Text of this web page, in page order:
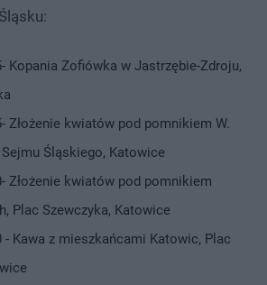
Kopania Zofiówka w Jastrzębie-Zdroju,
Złożenie kwiatów pod pomnikiem W.
Śląskiego, Katowice
Złożenie kwiatów pod pomnikiem
Plac Szewczyka, Katowice
- Kawa z mieszkańcami Katowic, Plac